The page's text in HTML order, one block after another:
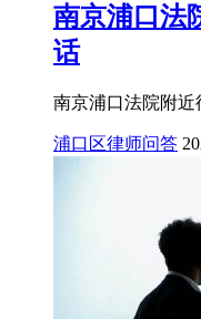
南京浦口法
话
南京浦口法院附
浦口区律师问答